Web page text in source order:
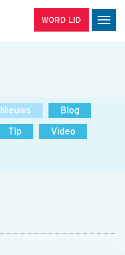
WORD LID
Nieuws
Blog
Tip
Video